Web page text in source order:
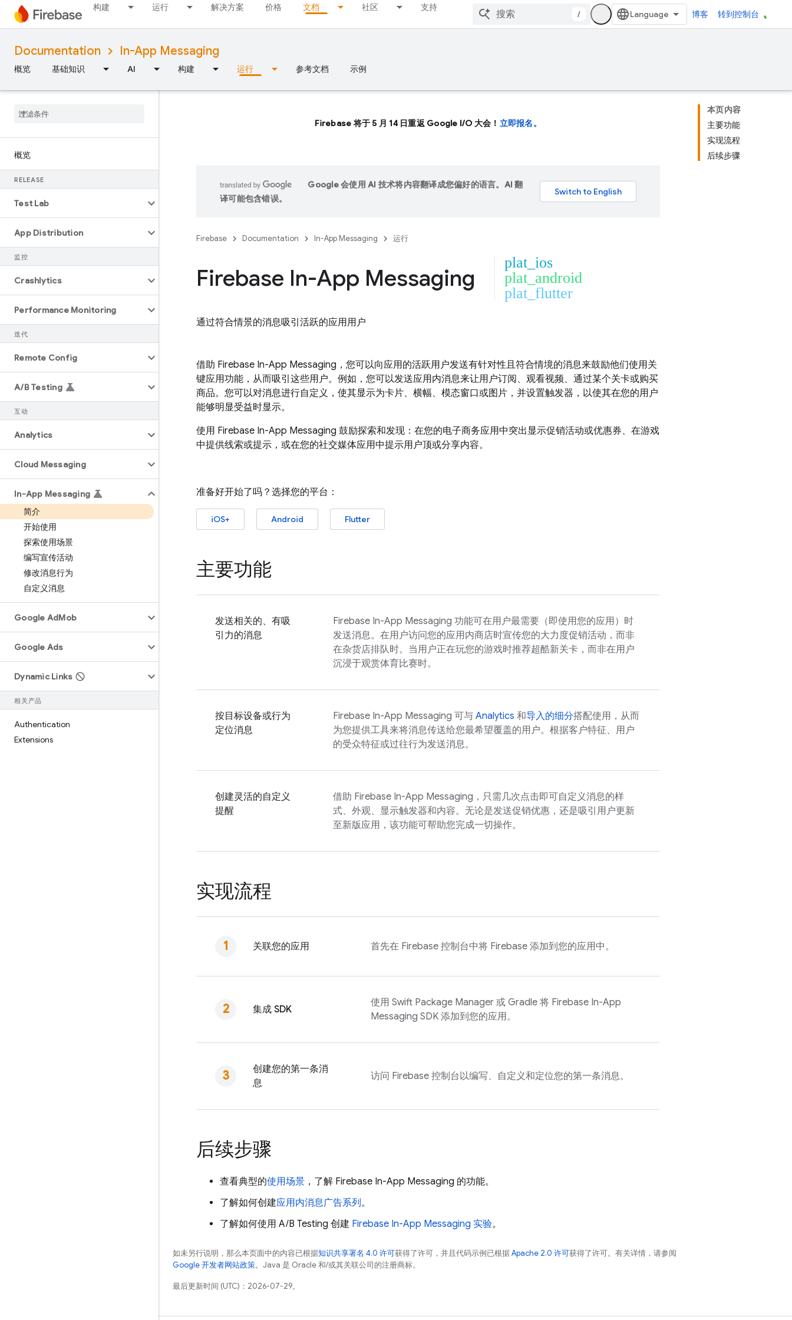
构建 运行 解决方案 价格 文档 社区 支持
/ 博客 转到控制台
Documentation In-App Messaging
概览 基础知识 AI 构建 运行 参考文档 示例
概览
RELEASE
Test Lab
App Distribution
监控
Crashlytics
Performance Monitoring
迭代
Remote Config
A/B Testing
互动
Analytics
Cloud Messaging
In-App Messaging
简介
开始使用
探索使用场景
编写宣传活动
修改消息行为
自定义消息
Google AdMob
Google Ads
Dynamic Links
相关产品
Authentication
Extensions
本页内容
主要功能
实现流程
后续步骤
Firebase 将于 5 月 14 日重返 Google I/O 大会！ 立即报名。
Google 会使用 AI 技术将内容翻译成您偏好的语言。AI 翻
译可能包含错误。
Firebase Documentation In-App Messaging 运行
Firebase In-App Messaging
plat_ios
plat_android
plat_flutter
通过符合情景的消息吸引活跃的应用用户
借助 Firebase In-App Messaging ，您可以向应用的活跃用户发送有针对性且符合情境的消息来鼓励他们使用关
键应用功能，从而吸引这些用户。例如，您可以发送应用内消息来让用户订阅、观看视频、通过某个关卡或购买
商品。您可以对消息进行自定义，使其显示为卡片、横幅、模态窗口或图片，并设置触发器，以使其在您的用户
能够明显受益时显示。
使用 Firebase In-App Messaging 鼓励探索和发现：在您的电子商务应用中突出显示促销活动或优惠券、在游戏
中提供线索或提示，或在您的社交媒体应用中提示用户顶或分享内容。
准备好开始了吗？选择您的平台：
iOS+ Android Flutter
主要功能
发送相关的、有吸
引力的消息
Firebase In-App Messaging 功能可在用户最需要（即使用您的应用）时
发送消息。在用户访问您的应用内商店时宣传您的大力度促销活动，而非
在杂货店排队时。当用户正在玩您的游戏时推荐超酷新关卡，而非在用户
沉浸于观赏体育比赛时。
按目标设备或行为
定位消息
Firebase In-App Messaging 可与 Analytics 和导入的细分搭配使用，从而
为您提供工具来将消息传送给您最希望覆盖的用户。根据客户特征、用户
的受众特征或过往行为发送消息。
创建灵活的自定义
提醒
借助 Firebase In-App Messaging ，只需几次点击即可自定义消息的样
式、外观、显示触发器和内容。无论是发送促销优惠，还是吸引用户更新
至新版应用，该功能可帮助您完成一切操作。
实现流程
关联您的应用 首先在 Firebase 控制台中将 Firebase 添加到您的应用中。
集成 SDK
使用 Swift Package Manager 或 Gradle 将 Firebase In-App
Messaging SDK 添加到您的应用。
创建您的第一条消
息
访问 Firebase 控制台以编写、自定义和定位您的第一条消息。
后续步骤
查看典型的使用场景 ，了解 Firebase In-App Messaging 的功能。
了解如何创建应用内消息广告系列。
了解如何使用 A/B Testing 创建 Firebase In-App Messaging 实验。
如未另行说明，那么本页面中的内容已根据知识共享署名 4.0 许可获得了许可，并且代码示例已根据Apache 2.0 许可获得了许可。有关详情，请参阅
Google 开发者网站政策。Java 是 Oracle 和/或其关联公司的注册商标。
最后更新时间 (UTC)：2026-07-29。